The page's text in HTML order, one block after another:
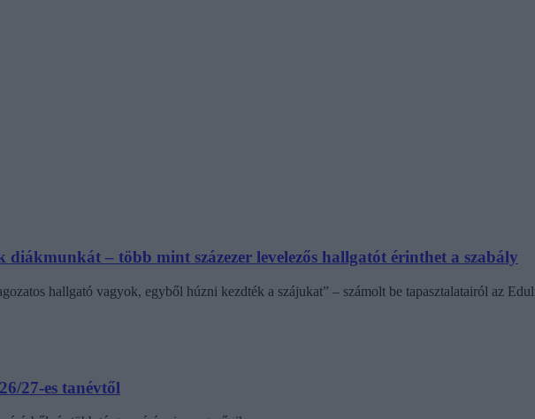
– több mint százezer levelezős hallgatót érinthet a szabály
hallgató vagyok, egyből húzni kezdték a szájukat” – számolt be tapasztalatairól az
27-es tanévtől